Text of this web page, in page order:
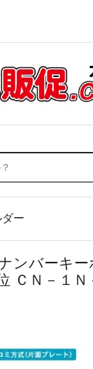
ー
バーキー
ＣＮ－１Ｎ